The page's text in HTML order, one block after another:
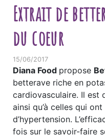
Extrait de
du coeur
15/06/2017
Diana Food propose
betterave riche en
cardiovasculaire. Il est
ainsi qu’à celles qui
d’hypertension.
fois sur le savoir-faire